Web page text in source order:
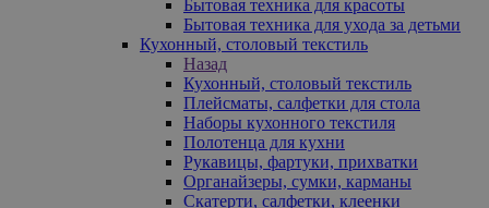
Бытовая техника для красоты
Бытовая техника для ухода за детьми
Кухонный, столовый текстиль
Назад
Кухонный, столовый текстиль
Плейсматы, салфетки для стола
Наборы кухонного текстиля
Полотенца для кухни
Рукавицы, фартуки, прихватки
Органайзеры, сумки, карманы
Скатерти, салфетки, клеенки